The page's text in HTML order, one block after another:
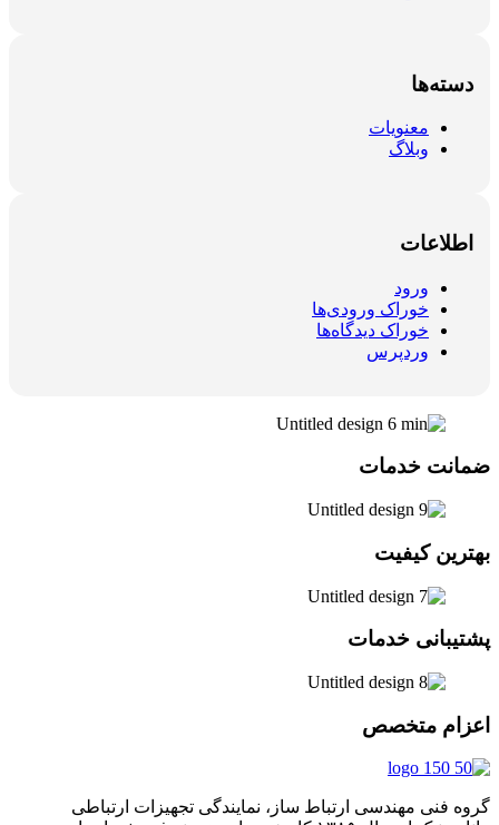
دسته‌ها
معنویات
وبلاگ
اطلاعات
ورود
خوراک ورودی‌ها
خوراک دیدگاه‌ها
وردپرس
ضمانت خدمات
بهترین کیفیت
پشتیبانی خدمات
اعزام متخصص
گروه فنی مهندسی ارتباط ساز، نمایندگی تجهیزات ارتباطی